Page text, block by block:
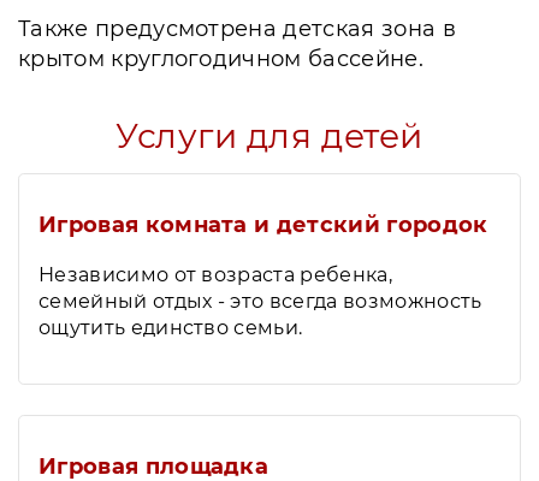
Также предусмотрена детская зона в
крытом круглогодичном бассейне.
Услуги для детей
Игровая комната и детский городок
Независимо от возраста ребенка,
семейный отдых - это всегда возможность
ощутить единство семьи.
Игровая площадка